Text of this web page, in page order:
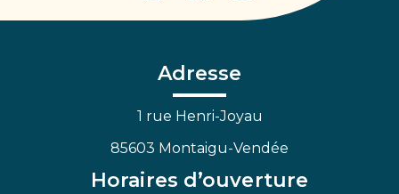
FacebookLinkedin
Adresse
1 rue Henri-Joyau
85603 Montaigu-Vendée
Horaires d’ouverture